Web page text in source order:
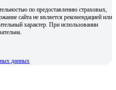
по предоставлению страховых,
сайта не является рекомендацией или
характер. При использовании
данных